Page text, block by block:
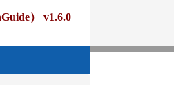
） v1.6.0